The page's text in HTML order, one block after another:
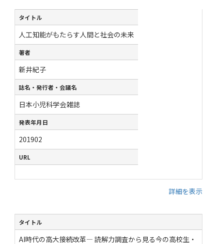
タイトル
人工知能がもたらす人間と社会の未来
著者
新井紀子
誌名・発行者・会議名
日本小児科学会雑誌
発表年月日
201902
URL
詳細を表示
タイトル
AI時代の高大接続改革― 読解力調査から見る今の高校生・